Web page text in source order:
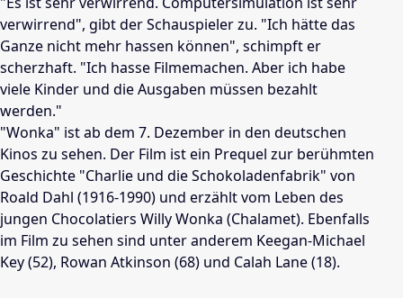
verwirrend", gibt der Schauspieler zu. "Ich hätte das
Ganze nicht mehr hassen können", schimpft er
scherzhaft. "Ich hasse Filmemachen. Aber ich habe
viele Kinder und die Ausgaben müssen bezahlt
werden."
"Wonka" ist ab dem 7. Dezember in den deutschen
Kinos zu sehen. Der Film ist ein Prequel zur berühmten
Geschichte "Charlie und die Schokoladenfabrik" von
Roald Dahl (1916-1990) und erzählt vom Leben des
jungen Chocolatiers Willy Wonka (Chalamet). Ebenfalls
im Film zu sehen sind unter anderem Keegan-Michael
Key (52), Rowan Atkinson (68) und Calah Lane (18).